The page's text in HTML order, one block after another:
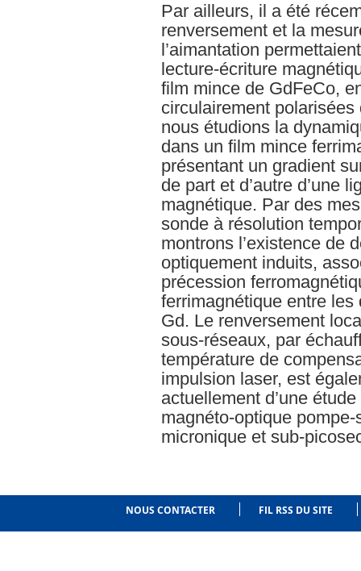
Par ailleurs, il a été
renversement et la
l’aimantation
lecture-écriture
film mince de GdFeCo,
circulairement
nous étudions la
dans un film mince
présentant un gradient
de part et d’autre d’une
magnétique. Par des
sonde à résolution
montrons l’existence de
optiquement induits,
précession
ferrimagnétique entre
Gd. Le renversement
sous-réseaux, par
température de
impulsion laser, est
actuellement d’une
magnéto-optique
micronique et sub-
NOUS CONTACTER FIL RSS DU SITE